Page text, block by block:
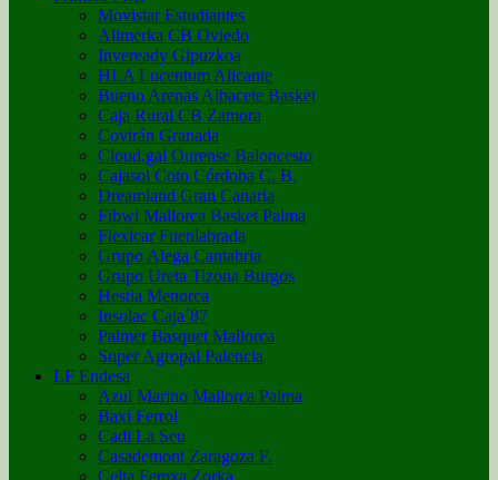
Movistar Estudiantes
Alimerka CB Oviedo
Inveready Gipuzkoa
HLA Lucentum Alicante
Bueno Arenas Albacete Basket
Caja Rural CB Zamora
Covirán Granada
Cloud.gal Ourense Baloncesto
Cajasol Coto Córdoba C. B.
Dreamland Gran Canaria
Fibwi Mallorca Basket Palma
Flexicar Fuenlabrada
Grupo Alega Cantabria
Grupo Ureta Tizona Burgos
Hestia Menorca
Insolac Caja´87
Palmer Basquet Mallorca
Super Agropal Palencia
LF Endesa
Azul Marino Mallorca Palma
Baxi Ferrol
Cadi La Seu
Casademont Zaragoza F.
Celta Femxa Zorka